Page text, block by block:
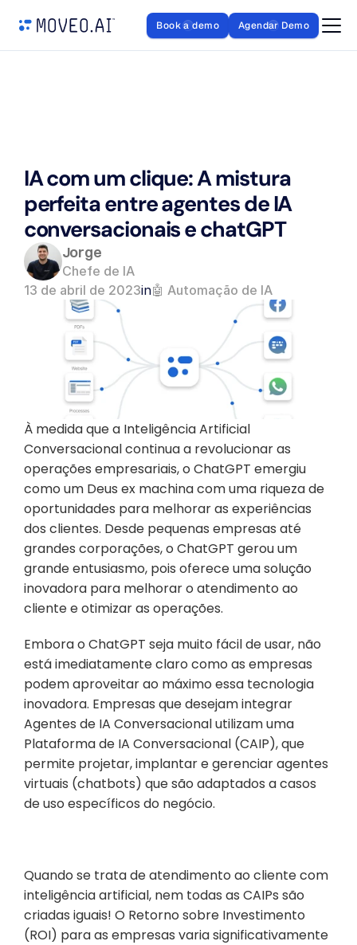
Book a demo Agendar Demo
IA com um clique: A mistura
perfeita entre agentes de IA
conversacionais e chatGPT
Jorge
Chefe de IA
13 de abril de 2023in🤖 Automação de IA
À medida que a Inteligência Artificial
Conversacional continua a revolucionar as
operações empresariais, o ChatGPT emergiu
como um Deus ex machina com uma riqueza de
oportunidades para melhorar as experiências
dos clientes. Desde pequenas empresas até
grandes corporações, o ChatGPT gerou um
grande entusiasmo, pois oferece uma solução
inovadora para melhorar o atendimento ao
cliente e otimizar as operações.
Embora o ChatGPT seja muito fácil de usar, não
está imediatamente claro como as empresas
podem aproveitar ao máximo essa tecnologia
inovadora. Empresas que desejam integrar
Agentes de IA Conversacional utilizam uma
Plataforma de IA Conversacional (CAIP), que
permite projetar, implantar e gerenciar agentes
virtuais (chatbots) que são adaptados a casos
de uso específicos do negócio.
Quando se trata de atendimento ao cliente com
inteligência artificial, nem todas as CAIPs são
criadas iguais! O Retorno sobre Investimento
(ROI) para as empresas varia significativamente